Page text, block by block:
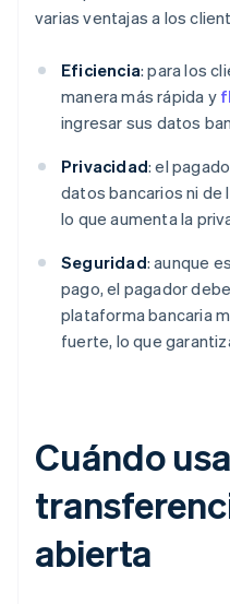
varias ventajas a los
Eficiencia: para los
manera más rápida y
ingresar sus datos
Privacidad: el
datos bancarios ni de
lo que aumenta la
Seguridad: aunque
pago, el pagador
plataforma bancaria
fuerte, lo que
Cuándo
abierta